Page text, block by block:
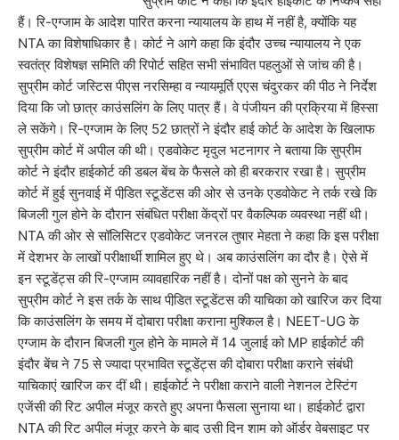
हैं। रि-एग्जाम के आदेश पारित करना न्यायालय के हाथ में नहीं है, क्योंकि यह
NTA का विशेषाधिकार है। कोर्ट ने आगे कहा कि इंदौर उच्च न्यायालय ने एक
स्वतंत्र विशेषज्ञ समिति की रिपोर्ट सहित सभी संभावित पहलुओं से जांच की है।
सुप्रीम कोर्ट जस्टिस पीएस नरसिम्हा व न्यायमूर्ति एएस चंदुरकर की पीठ ने निर्देश
दिया कि जो छात्र काउंसलिंग के लिए पात्र हैं। वे पंजीयन की प्रक्रिया में हिस्सा
ले सकेंगे। रि-एग्जाम के लिए 52 छात्रों ने इंदौर हाई कोर्ट के आदेश के खिलाफ
सुप्रीम कोर्ट में अपील की थी। एडवोकेट मृदुल भटनागर ने बताया कि सुप्रीम
कोर्ट ने इंदौर हाईकोर्ट की डबल बेंच के फैसले को ही बरकरार रखा है। सुप्रीम
कोर्ट में हुई सुनवाई में पीडि़त स्टूडेंटस की ओर से उनके एडवोकेट ने तर्क रखे कि
बिजली गुल होने के दौरान संबंधित परीक्षा केंद्रों पर वैकल्पिक व्यवस्था नहीं थी।
NTA की ओर से सॉलिसिटर एडवोकेट जनरल तुषार मेहता ने कहा कि इस परीक्षा
में देशभर के लाखों परीक्षार्थी शामिल हुए थे। अब काउंसलिंग का दौर है। ऐसे में
इन स्टूडेंट्स की रि-एग्जाम व्यावहारिक नहीं है। दोनों पक्ष को सुनने के बाद
सुप्रीम कोर्ट ने इस तर्क के साथ पीडि़त स्टूडेंटस की याचिका को खारिज कर दिया
कि काउंसलिंग के समय में दोबारा परीक्षा कराना मुश्किल है। NEET-UG के
एग्जाम के दौरान बिजली गुल होने के मामले में 14 जुलाई को MP हाईकोर्ट की
इंदौर बेंच ने 75 से ज्यादा प्रभावित स्टूडेंट्स की दोबारा परीक्षा कराने संबंधी
याचिकाएं खारिज कर दीं थी। हाईकोर्ट ने परीक्षा कराने वाली नेशनल टेस्टिंग
एजेंसी की रिट अपील मंजूर करते हुए अपना फैसला सुनाया था। हाईकोर्ट द्वारा
NTA की रिट अपील मंजूर करने के बाद उसी दिन शाम को ऑर्डर वेबसाइट पर